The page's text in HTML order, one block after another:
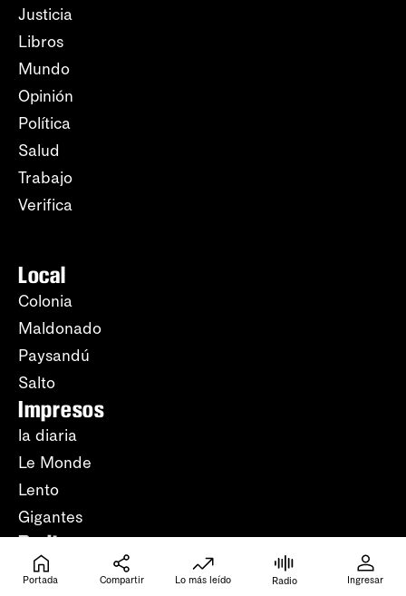
Justicia
Libros
Mundo
Opinión
Política
Salud
Trabajo
Verifica
Local
Colonia
Maldonado
Paysandú
Salto
Impresos
la diaria
Le Monde
Lento
Gigantes
Radio
Periodismo
Portada Compartir Lo más leído Radio Ingresar